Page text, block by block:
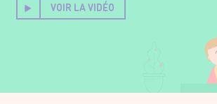
VOIR LA VIDÉO